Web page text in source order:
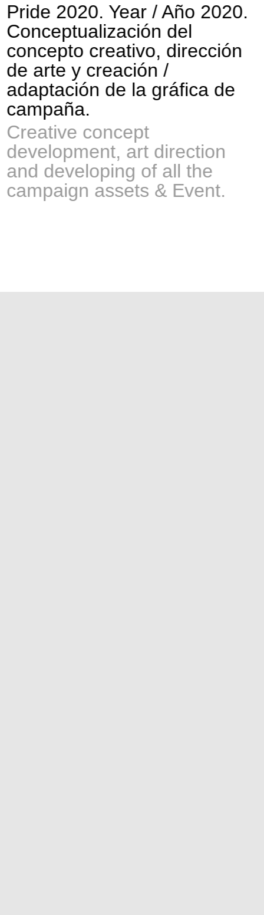
Pride 2020. Year / Año 2020.
Conceptualización del
concepto creativo, dirección
de arte y creación /
adaptación de la gráfica de
campaña.
Creative concept
development, art direction
and developing of all the
campaign assets & Event.